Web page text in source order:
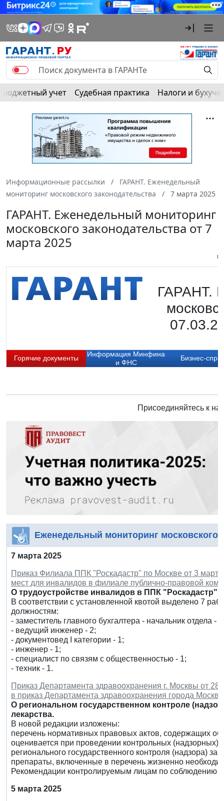
Бюджетный учет Судебная практика Налоги и
Информационные рассылки
ГАРАНТ. Еженедельный
мониторинг московского законодательства
7 марта 2025
ГАРАНТ. Еженедельный мониторинг
московского законодательства от 7
марта 2025
ГАРАНТ.
Горячие документы
Информация Минфина
и ФНС
Бизнес-
Присоединяйтесь к
Еженедельный мониторинг московского
7 марта 2025
Приказ Филиала ППК "Роскадастр" по Москве от 3
мест для инвалидов в филиале публично-правовой
О трудоустройстве инвалидов в ППК "Роскадастр"
В соответствии с установленной квотой выделено 7
должностям:
- заместитель главного бухгалтера - начальник отдела -
- ведущий инженер - 2;
- документовед I категории - 1;
- инженер - 1;
- специалист по связям с общественностью - 1;
- техник - 1.
Приказ Департамента здравоохранения г. Москвы от
в приказ Департамента здравоохранения города
О региональном государственном контроле
лекарства.
В новой редакции изложены:
перечень нормативных правовых актов, содержащих
оценивается при проведении контрольных (надзорных)
регионального государственного контроля (надзора)
препараты, включенные в перечень жизненно
Рекомендации контролируемым лицам по соблюдению
5 марта 2025